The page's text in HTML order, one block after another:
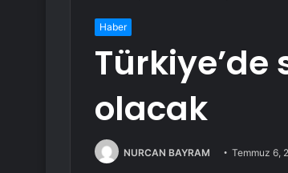
Haber
Türkiye’de
olacak
NURCAN BAYRAM Temmuz 6,